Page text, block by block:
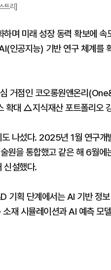
트리]
며 미래 성장 동력 확보에 속
인공지능) 기반 연구 체계를
거점인 코오롱원앤온리
대 △지식재산 포트폴리오
나섰다. 2025년 1월 연구개
원을 통합했고 같은 해 6월에
신설했다.
기획 단계에서는 AI 기반 정
재 시뮬레이션과 AI 예측 모